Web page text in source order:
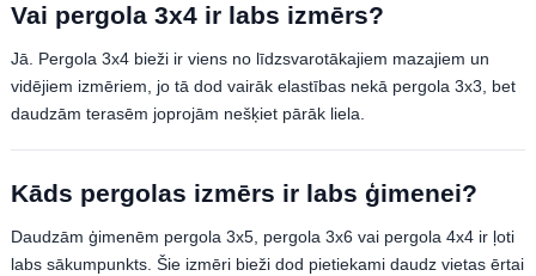
Vai pergola 3x4 ir labs izmērs?
Jā. Pergola 3x4 bieži ir viens no līdzsvarotākajiem mazajiem un
vidējiem izmēriem, jo tā dod vairāk elastības nekā pergola 3x3, bet
daudzām terasēm joprojām nešķiet pārāk liela.
Kāds pergolas izmērs ir labs ģimenei?
Daudzām ģimenēm pergola 3x5, pergola 3x6 vai pergola 4x4 ir ļoti
labs sākumpunkts. Šie izmēri bieži dod pietiekami daudz vietas ērtai